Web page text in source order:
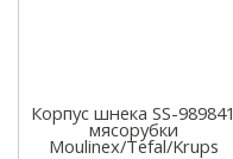
Корпус шнека SS-989841
мясорубки
Moulinex/Tefal/Krups